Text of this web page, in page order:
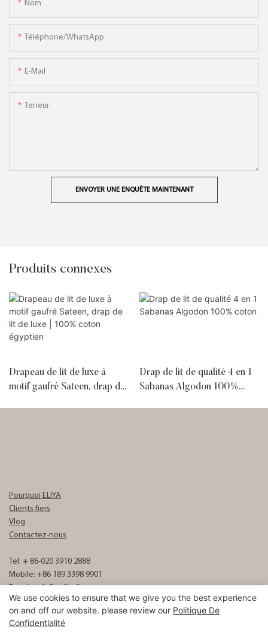
Nom
Téléphone/WhatsApp
E-Mail
Teneur
ENVOYER UNE ENQUÊTE MAINTENANT
Produits connexes
Drapeau de lit de luxe à
motif gaufré Sateen, drap de
Drap de lit de qualité 4 en 1
Sabanas Algodon 100%
Pourquoi ELIYA
Clients fiers
Vlog
Contactez-nous
Tel: + 86-020 3910 2888
Mobile: +86 189 3398 9901
E-mail :info8@eliyalinen.com
We use cookies to ensure that we give you the best experience
on and off our website. please review our Politique De
Confidentialité